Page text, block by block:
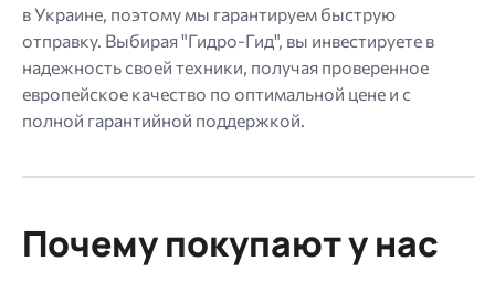
в Украине, поэтому мы гарантируем быструю
отправку. Выбирая "Гидро-Гид", вы инвестируете в
надежность своей техники, получая проверенное
европейское качество по оптимальной цене и с
полной гарантийной поддержкой.
Почему покупают у нас